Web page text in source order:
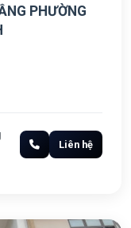
PHƯỜNG
Liên hệ